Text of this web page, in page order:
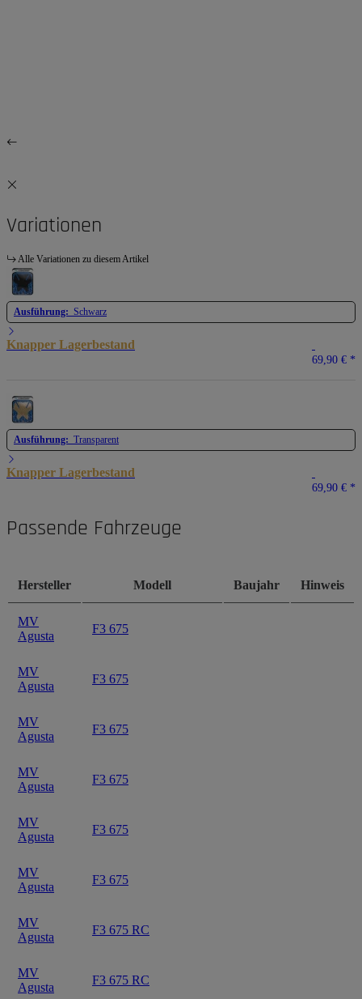
Variationen
Alle Variationen zu diesem Artikel
Ausführung: Schwarz
Knapper Lagerbestand
69,90 € *
Ausführung: Transparent
Knapper Lagerbestand
69,90 € *
Passende Fahrzeuge
Hersteller Modell Baujahr Hinweis
MV
Agusta
F3 675
MV
Agusta
F3 675
MV
Agusta
F3 675
MV
Agusta
F3 675
MV
Agusta
F3 675
MV
Agusta
F3 675
MV
Agusta
F3 675 RC
MV
Agusta
F3 675 RC